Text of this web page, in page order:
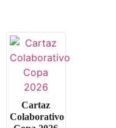
Cartaz
Colaborativo